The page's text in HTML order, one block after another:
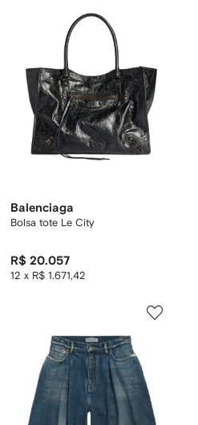
Balenciaga
Bolsa tote Le City
R$ 20.057
12 x R$ 1.671,42